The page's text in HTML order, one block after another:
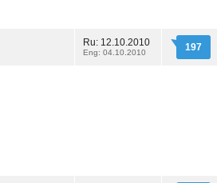
Ru: 12.10.2010
Eng: 04.10.2010 197